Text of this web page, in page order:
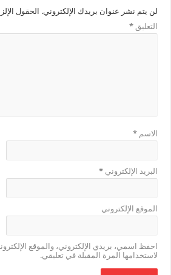
لن يتم نشر عنوان بريدك الإلكتروني. الحقول
التعليق*
الاسم*
البريد الإلكتروني*
الموقع الإلكتروني
احفظ اسمي، بريدي الإلكتروني، والموقع
لاستخدامها المرة المقبلة في تعليقي.